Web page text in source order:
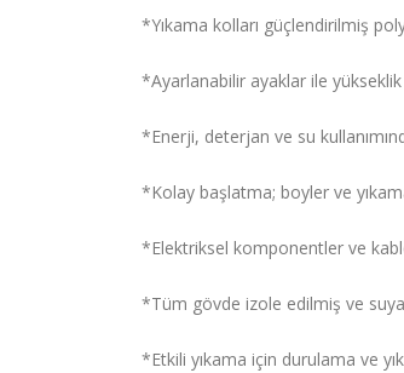
*Yıkama kolları güçlendirilmiş
*Ayarlanabilir ayaklar ile
*Enerji, deterjan ve su
*Kolay başlatma; boyler ve
*Elektriksel komponentler ve
*Tüm gövde izole edilmiş ve suya
*Etkili yıkama için durulama ve